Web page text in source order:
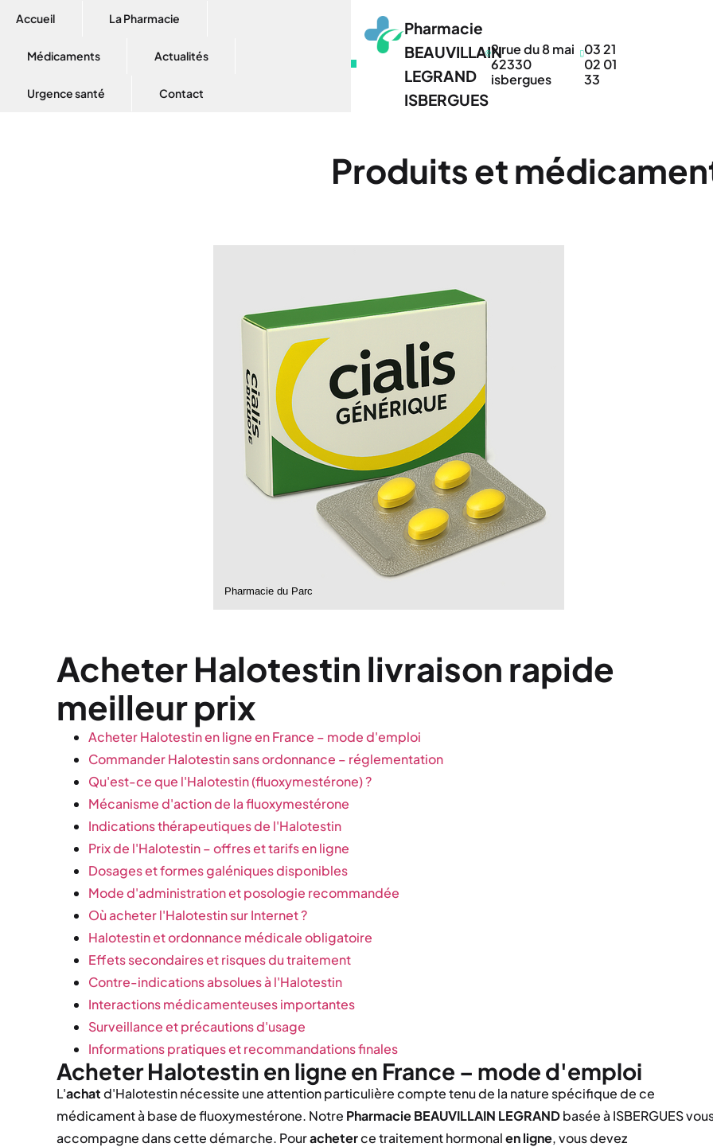
Pharmacie
BEAUVILLAIN
LEGRAND
ISBERGUES
9 rue du 8 mai
62330
isbergues
03 21
02 01
33
Accueil La Pharmacie
Médicaments Actualités
Urgence santé Contact
Produits et
Acheter Halotestin livraison rapide
meilleur prix
Acheter Halotestin en ligne en France – mode d'emploi
Commander Halotestin sans ordonnance – réglementation
Qu'est-ce que l'Halotestin (fluoxymestérone) ?
Mécanisme d'action de la fluoxymestérone
Indications thérapeutiques de l'Halotestin
Prix de l'Halotestin – offres et tarifs en ligne
Dosages et formes galéniques disponibles
Mode d'administration et posologie recommandée
Où acheter l'Halotestin sur Internet ?
Halotestin et ordonnance médicale obligatoire
Effets secondaires et risques du traitement
Contre-indications absolues à l'Halotestin
Interactions médicamenteuses importantes
Surveillance et précautions d'usage
Informations pratiques et recommandations finales
Acheter Halotestin en ligne en France – mode d'emploi
L'achatd'Halotestin nécessite une attention particulière compte tenu de la nature spécifique de ce
médicament à base de fluoxymestérone. Notre Pharmacie BEAUVILLAIN LEGRANDbasée à ISBERGUES
accompagne dans cette démarche. Pouracheterce traitement hormonalen ligne, vous devez